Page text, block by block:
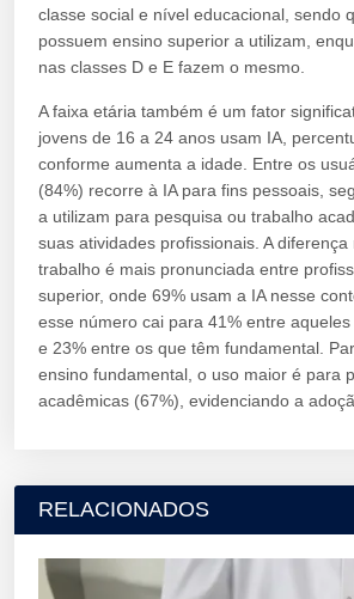
classe social e nível educacional, sendo
possuem ensino superior a utilizam,
nas classes D e E fazem o mesmo.
A faixa etária também é um fator
jovens de 16 a 24 anos usam IA,
conforme aumenta a idade. Entre os
(84%) recorre à IA para fins pessoais,
a utilizam para pesquisa ou trabalho
suas atividades profissionais. A diferença
trabalho é mais pronunciada entre
superior, onde 69% usam a IA nesse
esse número cai para 41% entre
e 23% entre os que têm fundamental.
ensino fundamental, o uso maior é para
acadêmicas (67%), evidenciando a
RELACIONADOS